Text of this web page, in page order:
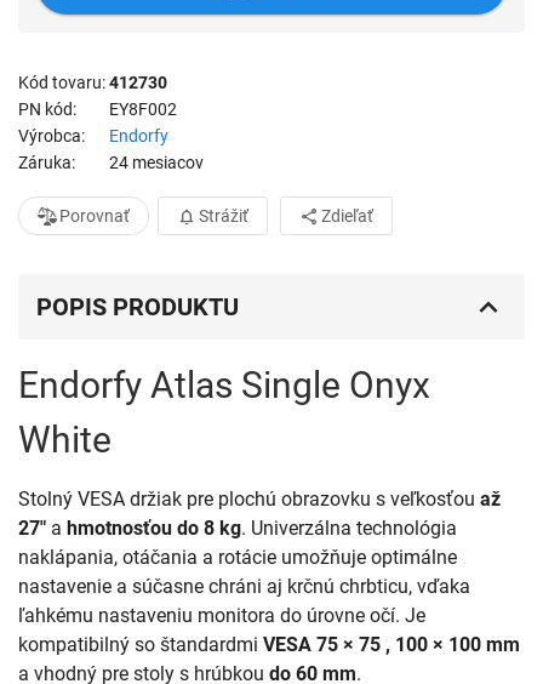
Kód tovaru 412730
PN kód
EY8F002
Výrobca
Endorfy
Záruka
24 mesiacov
Porovnať Strážiť Zdieľať
POPIS PRODUKTU
Endorfy Atlas Single Onyx
White
Stolný VESA držiak pre plochú obrazovku s veľkosťou až
27" a hmotnosťou do 8 kg. Univerzálna technológia
naklápania, otáčania a rotácie umožňuje optimálne
nastavenie a súčasne chráni aj krčnú chrbticu, vďaka
ľahkému nastaveniu monitora do úrovne očí. Je
kompatibilný so štandardmi VESA 75 × 75 , 100 × 100 mm
a vhodný pre stoly s hrúbkou do 60 mm.